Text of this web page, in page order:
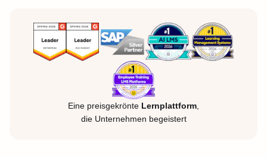
Eine preisgekrönte Lernplattform
die Unternehmen begeistert